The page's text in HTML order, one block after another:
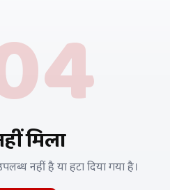
मिला
नहीं है या हटा दिया गया है।